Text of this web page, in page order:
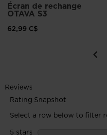
Écran de rechange
OTAVA S3
62,99 C$